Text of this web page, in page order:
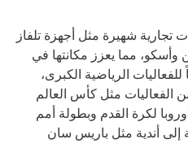
شهيرة مثل أجهزة تلفاز
وأسكو، مما يعزز مكانتها في
للفعاليات الرياضية الكبرى،
مثل كأس العالم
أمم أوروبا لكرة القدم وبطولة أمم
إلى أندية مثل باريس سان